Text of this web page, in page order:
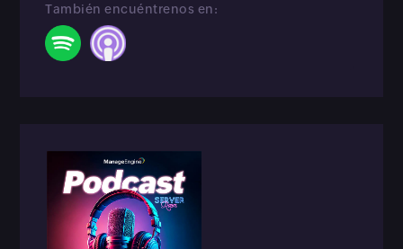
También encuéntrenos en: